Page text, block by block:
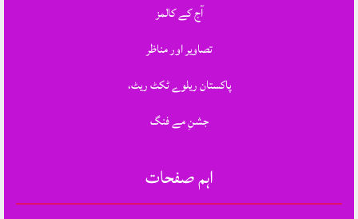
آج کے کالمز
تصاویر اور مناظر
پاکستان ریلوے ٹکٹ ریٹ،
جشنِ مے فنگ
اہم صفحات